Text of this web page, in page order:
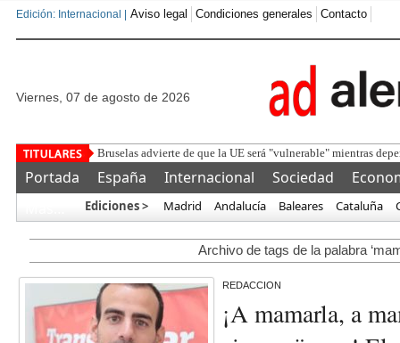
Edición: Internacional | Aviso legal Condiciones generales Contacto
viernes, 07 de agosto de 2026
Bruselas advierte de que la UE será "vulnerable" mientras
Portada España Internacional Sociedad
Ediciones > Madrid Andalucía Baleares Cataluña
Archivo de tags de la palabra
REDACCION
¡A mamarla, a